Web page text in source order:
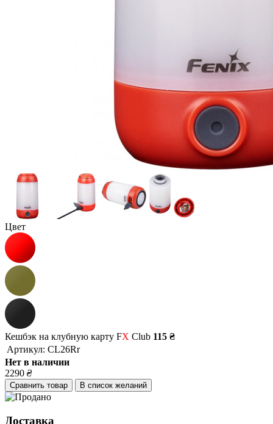
Цвет
Кешбэк на клубную карту FX Club 115 ₴
Артикул: CL26Rr
Нет в наличии
2290 ₴
Сравнить товар В список желаний
Доставка